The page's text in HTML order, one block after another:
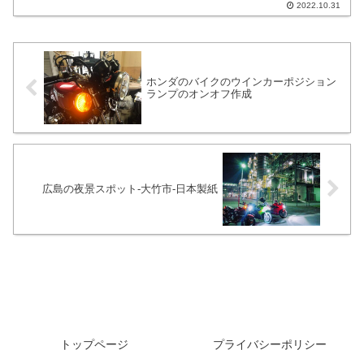
りづらいので後付けのデジタルタコメー
2022.10.31
ホンダのバイクのウインカーポジション
ランプのオンオフ作成
広島の夜景スポット-大竹市-日本製紙
トップページ プライバシーポリシー